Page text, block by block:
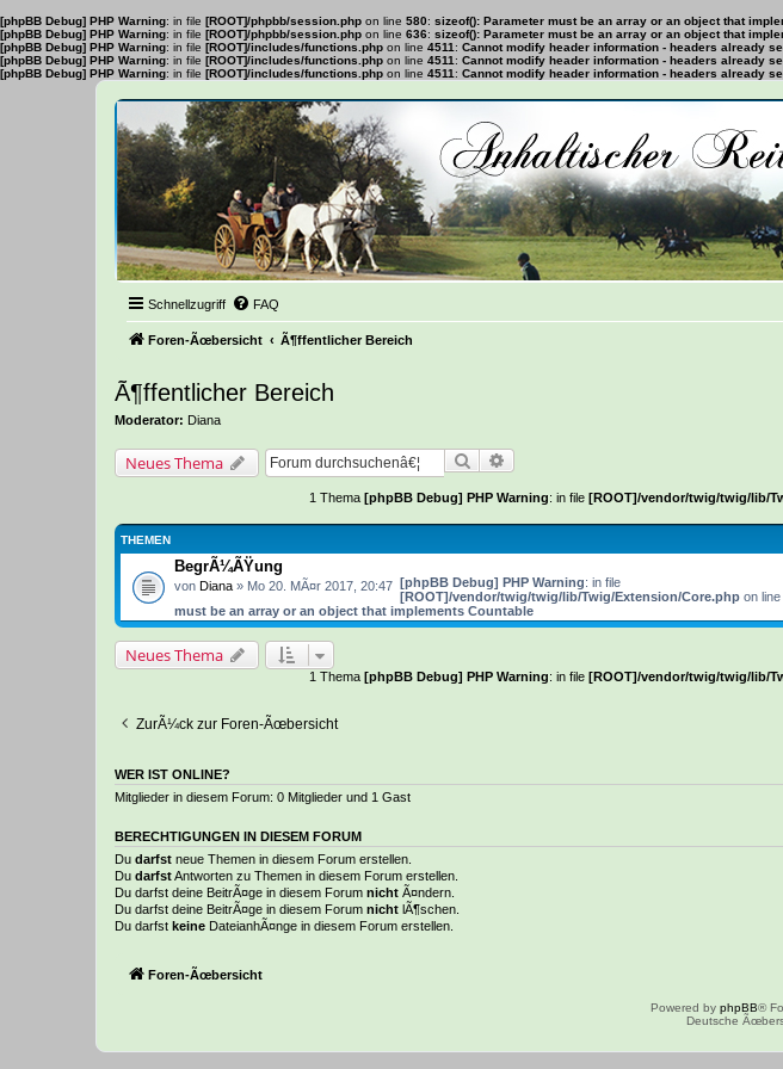
[phpBB Debug] PHP Warning: in file [ROOT]/phpbb/session.php on line 580: sizeof(): Parameter must be an array or an object that
[phpBB Debug] PHP Warning: in file [ROOT]/phpbb/session.php on line 636: sizeof(): Parameter must be an array or an object that
[phpBB Debug] PHP Warning: in file [ROOT]/includes/functions.php on line 4511 : Cannot modify header information - headers already
[phpBB Debug] PHP Warning: in file [ROOT]/includes/functions.php on line 4511 : Cannot modify header information - headers already
[phpBB Debug] PHP Warning: in file [ROOT]/includes/functions.php on line 4511 : Cannot modify header information - headers already
Schnellzugriff FAQ
Foren-Ãœbersicht Ã¶ffentlicher Bereich
Ã¶ffentlicher Bereich
Moderator: Diana
Neues Thema Suche
1 Thema [phpBB Debug] PHP Warning: in file [ROOT]/vendor/twig/twig/lib/
THEMEN
BegrÃ¼ÃŸung
von Diana » Mo 20. MÃ¤r 2017, 20:47 [phpBB Debug] PHP Warning: in file
[ROOT]/vendor/twig/twig/lib/Twig/Extension/Core.phpon line
must be an array or an object that implements Countable
Neues Thema
1 Thema [phpBB Debug] PHP Warning: in file [ROOT]/vendor/twig/twig/lib/
ZurÃ¼ck zur Foren-Ãœbersicht
WER IST ONLINE?
Mitglieder in diesem Forum: 0 Mitglieder und 1 Gast
BERECHTIGUNGEN IN DIESEM FORUM
Du darfst neue Themen in diesem Forum erstellen.
Du darfstAntworten zu Themen in diesem Forum erstellen.
Du darfst deine BeitrÃ¤ge in diesem Forum nicht Ã¤ndern.
Du darfst deine BeitrÃ¤ge in diesem Forum nicht lÃ¶schen.
Du darfst keine DateianhÃ¤nge in diesem Forum erstellen.
Foren-Ãœbersicht
Powered by phpBB®
Deutsche